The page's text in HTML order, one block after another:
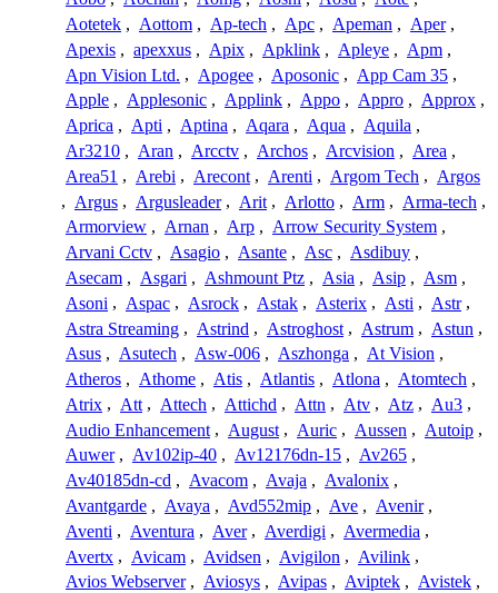
Aotetek , Aottom , Ap-tech , Apc , Apeman , Aper ,
Apexis , apexxus , Apix , Apklink , Apleye , Apm ,
Apn Vision Ltd. , Apogee , Aposonic , App Cam 35 ,
Apple , Applesonic , Applink , Appo , Appro , Approx ,
Aprica , Apti , Aptina , Aqara , Aqua , Aquila ,
Ar3210 , Aran , Arcctv , Archos , Arcvision , Area ,
Area51 , Arebi , Arecont , Arenti , Argom Tech , Argos
, Argus , Argusleader , Arit , Arlotto , Arm , Arma-tech ,
Armorview , Arnan , Arp , Arrow Security System ,
Arvani Cctv , Asagio , Asante , Asc , Asdibuy ,
Asecam , Asgari , Ashmount Ptz , Asia , Asip , Asm ,
Asoni , Aspac , Asrock , Astak , Asterix , Asti , Astr ,
Astra Streaming , Astrind , Astroghost , Astrum , Astun ,
Asus , Asutech , Asw-006 , Aszhonga , At Vision ,
Atheros , Athome , Atis , Atlantis , Atlona , Atomtech ,
Atrix , Att , Attech , Attichd , Attn , Atv , Atz , Au3 ,
Audio Enhancement , August , Auric , Aussen , Autoip ,
Auwer , Av102ip-40 , Av12176dn-15 , Av265 ,
Av40185dn-cd , Avacom , Avaja , Avalonix ,
Avantgarde , Avaya , Avd552mip , Ave , Avenir ,
Aventi , Aventura , Aver , Averdigi , Avermedia ,
Avertx , Avicam , Avidsen , Avigilon , Avilink ,
Avios Webserver , Aviosys , Avipas , Aviptek , Avistek ,